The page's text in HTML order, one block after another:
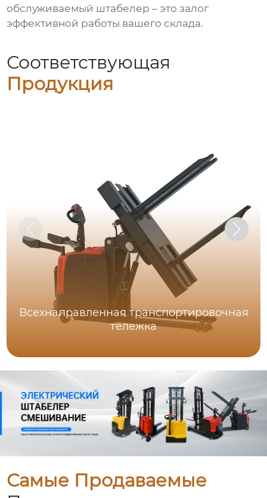
обслуживаемый штабелер – это залог
эффективной работы вашего склада.
Соответствующая
Продукция
Всехнаправленная транспортировочная
тележка
Самые Продаваемые